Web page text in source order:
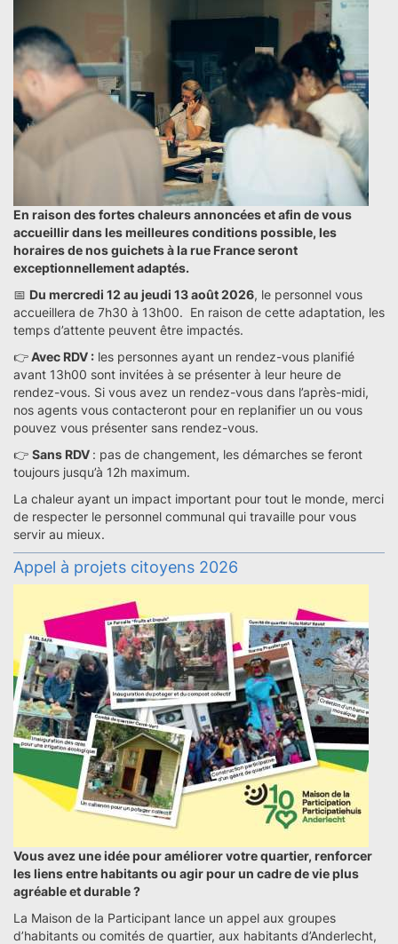
En raison des fortes chaleurs annoncées et afin de vous
accueillir dans les meilleures conditions possible, les
horaires de nos guichets à la rue France seront
exceptionnellement adaptés.
📅 Du mercredi 12 au jeudi 13 août 2026, le personnel vous
accueillera de 7h30 à 13h00. En raison de cette adaptation, les
temps d’attente peuvent être impactés.
👉Avec RDV : les personnes ayant un rendez-vous planifié
avant 13h00 sont invitées à se présenter à leur heure de
rendez-vous. Si vous avez un rendez-vous dans l’après-midi,
nos agents vous contacteront pour en replanifier un ou vous
pouvez vous présenter sans rendez-vous.
👉 Sans RDV : pas de changement, les démarches se feront
toujours jusqu’à 12h maximum.
La chaleur ayant un impact important pour tout le monde, merci
de respecter le personnel communal qui travaille pour vous
servir au mieux.
Appel à projets citoyens 2026
Vous avez une idée pour améliorer votre quartier, renforcer
les liens entre habitants ou agir pour un cadre de vie plus
agréable et durable ?
La Maison de la Participant lance un appel aux groupes
d’habitants ou comités de quartier, aux habitants d’Anderlecht,